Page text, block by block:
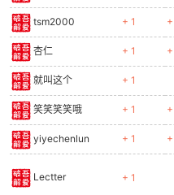
tsm2000 + 1 +
杏仁 + 1 +
就叫这个 + 1
笑笑笑笑哦 + 1 +
yiyechenlun + 1 +
Lectter + 1